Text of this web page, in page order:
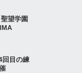
望学園
回目の練